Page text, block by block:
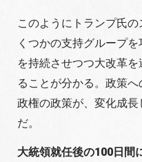
このようにトランプ氏
くつかの支持グループ
を持続させつつ大改革
ることが分かる。政策
政権の政策が、変化成
だ。
大統領就任後の100日間